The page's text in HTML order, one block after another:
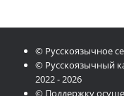
© Русскоязычное
© Русскоязычный
2022 - 2026
© Поддержку